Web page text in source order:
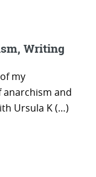
Writing
my
and
Ursula K (…)